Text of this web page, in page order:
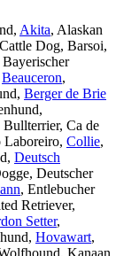
, Akita, Alaskan
Dog, Barsoi,
Bayerischer
Beauceron,
, Berger de Brie
,
Bullterrier, Ca de
Laboreiro, Collie,
, Deutsch
, Deutscher
, Entlebucher
Retriever,
Setter,
, Hovawart,